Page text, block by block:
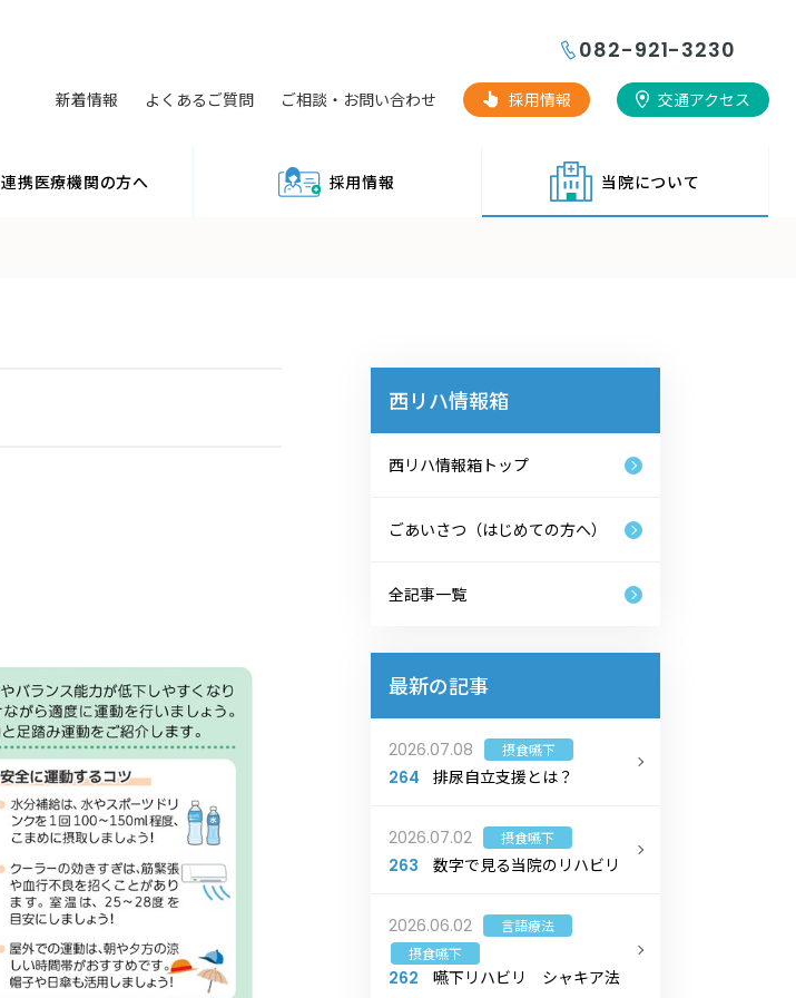
082-921-3230
新着情報 よくあるご質問 ご相談・お問い合わせ 採用情報 交通アクセス
連携医療機関の方へ 採用情報 当院について
西リハ情報箱
西リハ情報箱トップ
ごあいさつ（はじめての方へ）
全記事一覧
最新の記事
2026.07.08 摂食嚥下
264 排尿自立支援とは？
2026.07.02 摂食嚥下
263 数字で見る当院のリハビリ
2026.06.02
言語療法
摂食嚥下
262 嚥下リハビリ シャキア法